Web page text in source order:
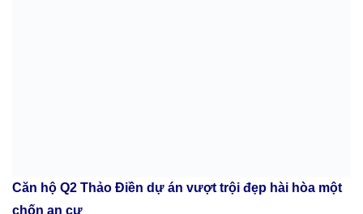
Căn hộ Q2 Thảo Điền dự án vượt trội đẹp hài hòa một
chốn an cư